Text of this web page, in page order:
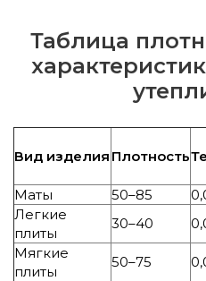
Таблица
Вид изделия Плотность
Маты
50–85
Легкие
плиты
30–40
Мягкие
плиты
50–75